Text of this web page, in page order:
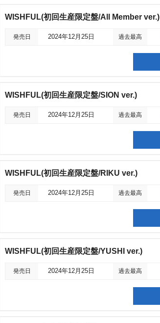
WISHFUL(初回生産限定盤/All Member ver.)
発売日 2024年12月25日 過去最高
WISHFUL(初回生産限定盤/SION ver.)
発売日 2024年12月25日 過去最高
WISHFUL(初回生産限定盤/RIKU ver.)
発売日 2024年12月25日 過去最高
WISHFUL(初回生産限定盤/YUSHI ver.)
発売日 2024年12月25日 過去最高